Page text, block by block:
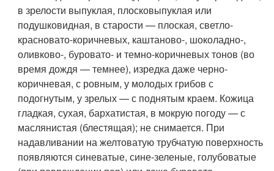
в зрелости выпуклая, плосковыпуклая или
подушковидная, в старости — плоская, светло-
красновато-коричневых, каштаново-, шоколадно-,
оливково-, буровато- и темно-коричневых тонов (во
время дождя — темнее), изредка даже черно-
коричневая, с ровным, у молодых грибов с
подогнутым, у зрелых — с поднятым краем. Кожица
гладкая, сухая, бархатистая, в мокрую погоду — с
маслянистая (блестящая); не снимается. При
надавливании на желтоватую трубчатую поверхность
появляются синеватые, сине-зеленые, голубоватые